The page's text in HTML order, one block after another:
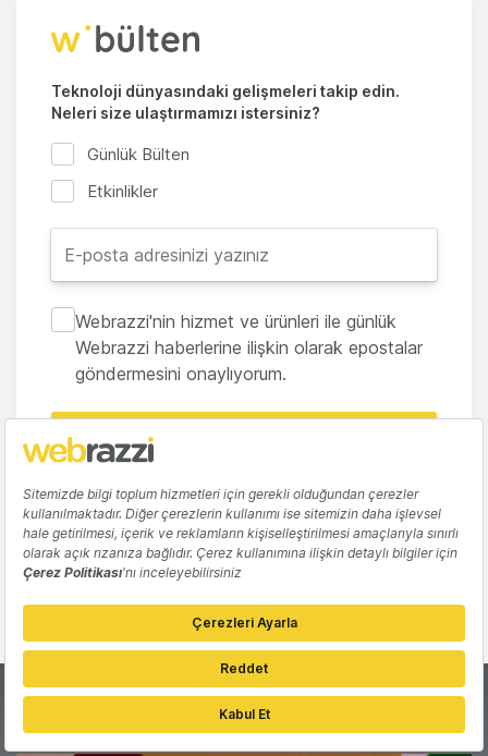
Paylaş
Teknoloji dünyasındaki gelişmeleri takip edin.
Neleri size ulaştırmamızı istersiniz?
Günlük Bülten
Etkinlikler
Webrazzi'nin hizmet ve ürünleri ile günlük
Webrazzi haberlerine ilişkin olarak epostalar
göndermesini onaylıyorum.
Bunlar ilginizi çekebilir